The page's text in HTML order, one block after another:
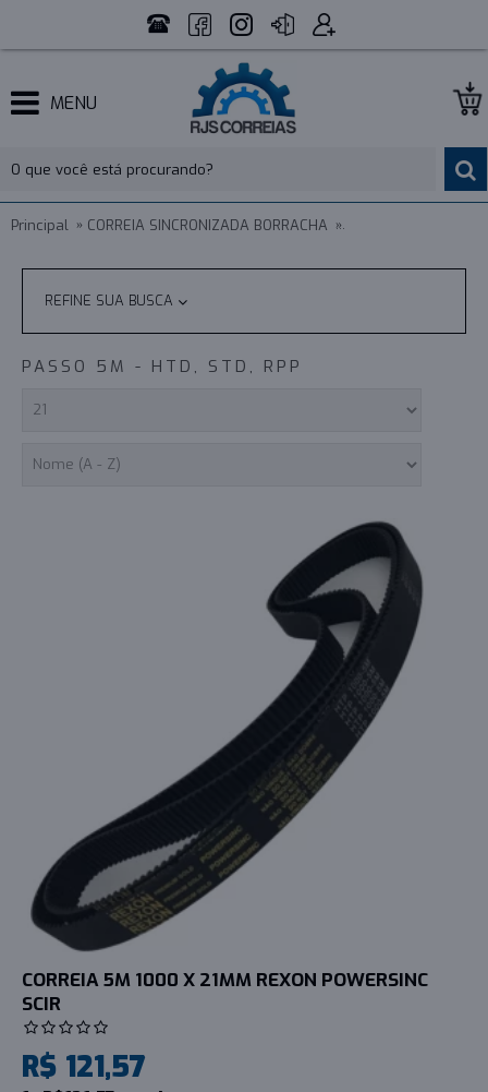
MENU
Principal CORREIA SINCRONIZADA BORRACHA
REFINE SUA BUSCA
PASSO 5M - HTD, STD, RPP
CORREIA 5M 1000 X 21MM REXON POWERSINC
SCIR
R$ 121,57